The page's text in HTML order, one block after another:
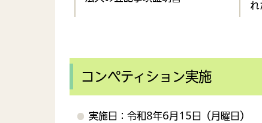
れ
納税証明書
コンペティション実施
実施日：令和8年6月15日（月曜日）